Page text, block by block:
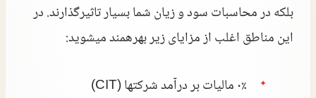
بلکه در محاسبات سود و زیان شما بسیار تاثیرگذارند. در
این مناطق اغلب از مزایای زیر بهرهمند میشوید:
۰٪ مالیات بر درآمد شرکتها (CIT)